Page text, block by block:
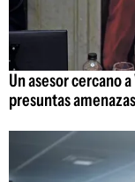
Un asesor cercano
presuntas